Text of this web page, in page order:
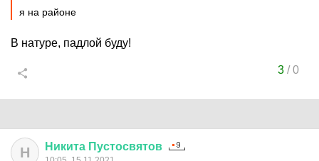
я на районе
В натуре, падлой буду!
3/0
Н Никита Пустосвятов